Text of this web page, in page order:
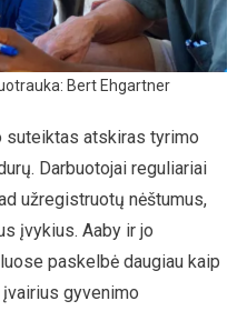
Bert Ehgartner
suteiktas atskiras tyrimo
Darbuotojai reguliariai
užregistruotų nėštumus,
įvykius. Aaby ir jo
paskelbė daugiau kaip
gyvenimo